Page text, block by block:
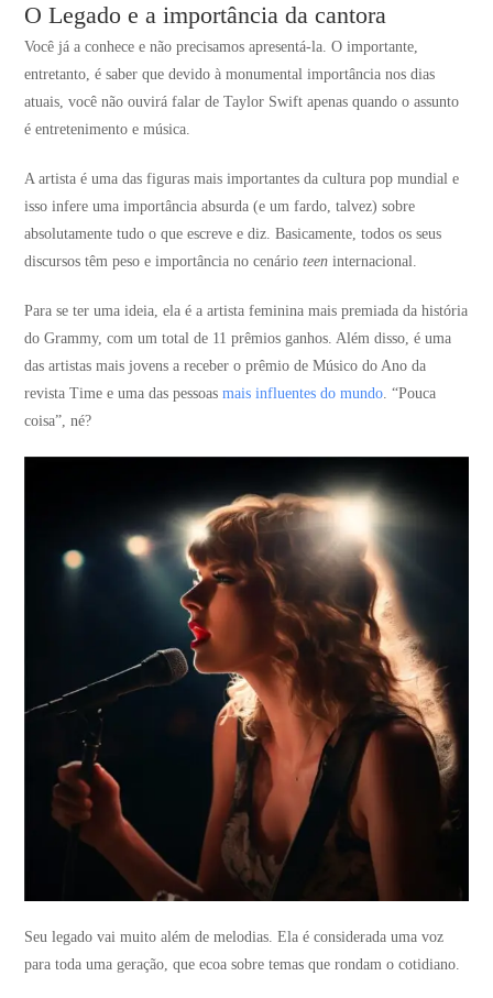
O Legado e a importância da cantora
Você já a conhece e não precisamos apresentá-la. O importante,
entretanto, é saber que devido à monumental importância nos dias
atuais, você não ouvirá falar de Taylor Swift apenas quando o assunto
é entretenimento e música.
A artista é uma das figuras mais importantes da cultura pop mundial e
isso infere uma importância absurda (e um fardo, talvez) sobre
absolutamente tudo o que escreve e diz. Basicamente, todos os seus
discursos têm peso e importância no cenário teen internacional.
Para se ter uma ideia, ela é a artista feminina mais premiada da história
do Grammy, com um total de 11 prêmios ganhos. Além disso, é uma
das artistas mais jovens a receber o prêmio de Músico do Ano da
revista Time e uma das pessoas mais influentes do mundo. “Pouca
coisa”, né?
Seu legado vai muito além de melodias. Ela é considerada uma voz
para toda uma geração, que ecoa sobre temas que rondam o cotidiano.